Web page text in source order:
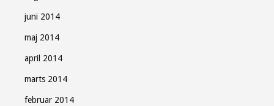
juni 2014
maj 2014
april 2014
marts 2014
februar 2014